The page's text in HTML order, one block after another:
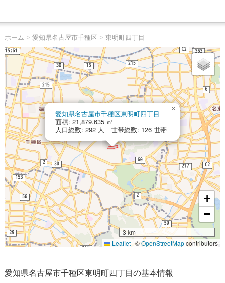
ホーム > 愛知県名古屋市千種区 > 東明町四丁目
愛知県名古屋市千種区東明町四丁目
面積: 21,879.635 ㎡
人口総数: 292 人 世帯総数: 126 世帯
×
+
−
3 km
Leaflet | ©OpenStreetMapcontributors
愛知県名古屋市千種区東明町四丁目の基本情報